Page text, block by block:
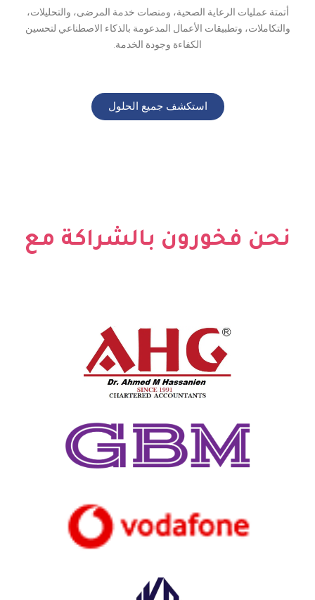
الصحية، ومنصات خدمة المرضى، والتحليلات،
الأعمال المدعومة بالذكاء الاصطناعي لتحسين
استكشف جميع الحلول
بالشراكة مع